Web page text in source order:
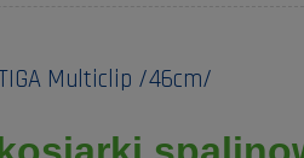
Multiclip /46cm/